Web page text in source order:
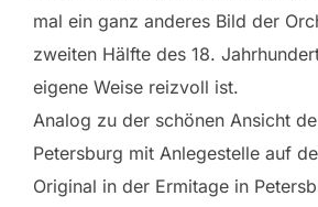
mal ein ganz anderes Bild der
zweiten Hälfte des 18.
eigene Weise reizvoll ist.
Analog zu der schönen Ansicht
Petersburg mit Anlegestelle auf
Original in der Ermitage in